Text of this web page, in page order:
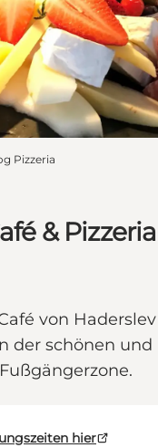
& Pizzeria
von
der schönen und
hier
Pizzeria